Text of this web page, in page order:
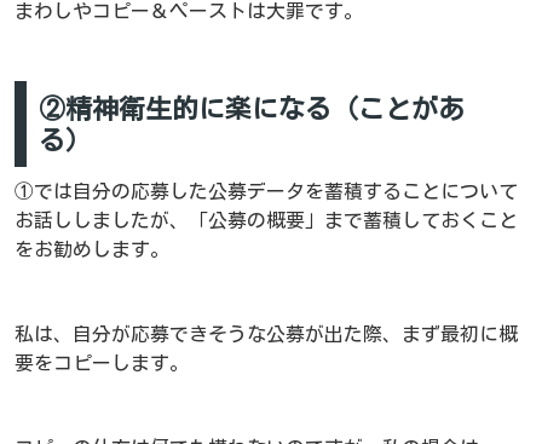
まわしやコピー＆ペーストは大罪です。
②精神衛生的に楽になる（ことがあ
る）
①では自分の応募した公募データを蓄積することについて
お話ししましたが、「公募の概要」まで蓄積しておくこと
をお勧めします。
私は、自分が応募できそうな公募が出た際、まず最初に概
要をコピーします。